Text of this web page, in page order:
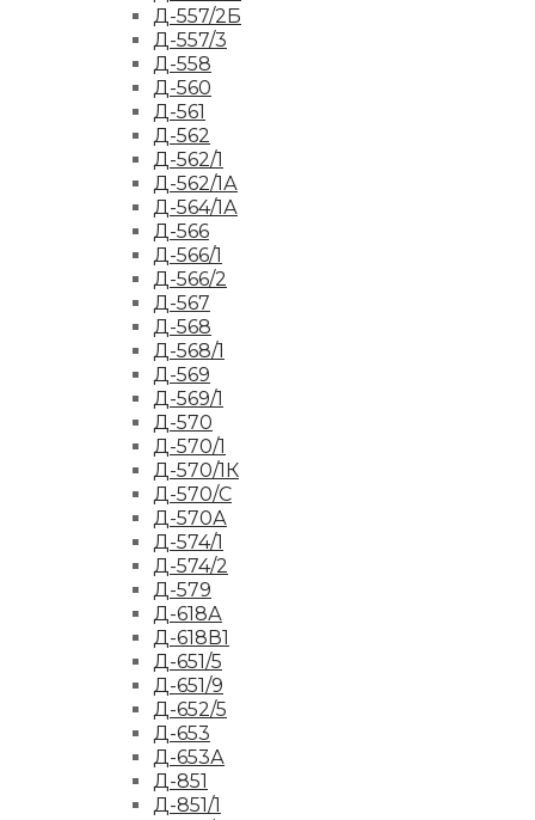
Д-557/2Б
Д-557/3
Д-558
Д-560
Д-561
Д-562
Д-562/1
Д-562/1А
Д-564/1А
Д-566
Д-566/1
Д-566/2
Д-567
Д-568
Д-568/1
Д-569
Д-569/1
Д-570
Д-570/1
Д-570/1К
Д-570/С
Д-570А
Д-574/1
Д-574/2
Д-579
Д-618А
Д-618В1
Д-651/5
Д-651/9
Д-652/5
Д-653
Д-653А
Д-851
Д-851/1